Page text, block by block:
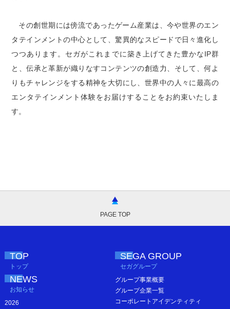
その創世期には傍流であったゲーム産業は、今や世界のエン
タテインメントの中心として、驚異的なスピードで日々進化し
つつあります。セガがこれまでに築き上げてきた豊かなIP群
と、伝承と革新が織りなすコンテンツの創造力、そして、何よ
りもチャレンジをする精神を大切にし、世界中の人々に最高の
エンタテインメント体験をお届けすることをお約束いたしま
す。
PAGE TOP
TOP
トップ
NEWS
お知らせ
2026
SEGA GROUP
セガグループ
グループ事業概要
グループ企業一覧
コーポレートアイデンティティ